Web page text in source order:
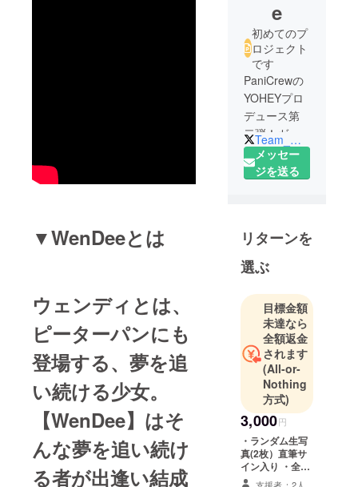
▼WenDeeとは
ウェンディとは、
ピーターパンにも
登場する、夢を追
い続ける少女。
【WenDee】はそ
んな夢を追い続け
る者が出逢い結成
e
初めてのプ
ロジェクト
です
PaniCrewの
YOHEYプロ
デュース第
二弾！ガー
ルズユニッ
ト
す。 ライ
ブ、イベン
ト、メディ
アなどの出
演情報をお
知らせ致し
ます。 2016
年2月9日3rd
シングル
『Ｒeach
Your
Dream‼︎‼︎‼︎‼︎
』オリコン
デイリーラ
Team_WenDee
メッセー
ジを送る
リターンを
選ぶ
目標金額
未達なら
全額返金
されます
(All-or-
Nothing
方式)
3,000円
・ランダム生写
真(2枚）直筆サ
イン入り ・全員
メッセージ動画